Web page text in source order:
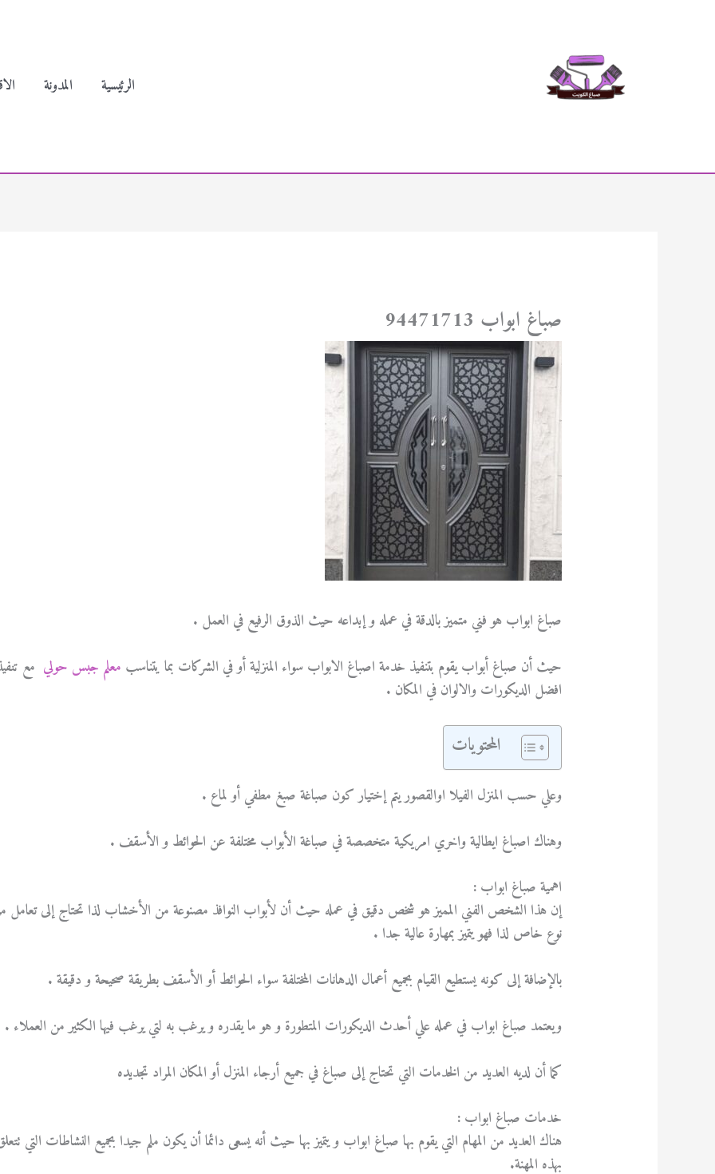
الرئيسية
المدونة
صباغ ابواب 94471713
صباغ ابواب هو فني متميز بالدقة في عمله و إبداعه حيث الذوق الرفيع في العمل .
حيث أن صباغ أبواب يقوم بتنفيذ خدمة اصباغ الابواب سواء المنزلية أو في الشركات بما يتناسب معلم جبس حولي مع
افضل الديكورات والالوان في المكان .
المحتويات
وعلي حسب المنزل الفيلا اوالقصور يتم إختيار كون صباغة صبغ مطفي أو لماع .
وهناك اصباغ ايطالية واخري امريكية متخصصة في صباغة الأبواب مختلفة عن الحوائط و الأسقف .
اهمية صباغ ابواب :
إن هذا الشخص الفني المميز هو شخص دقيق في عمله حيث أن لأبواب النوافذ مصنوعة من الأخشاب لذا تحتاج إلى تعامل
نوع خاص لذا فهو يتميز بمهارة عالية جدا .
بالإضافة إلى كونه يستطيع القيام بجميع أعمال الدهانات المختلفة سواء الحوائط أو الأسقف بطريقة صحيحة و دقيقة .
ويعتمد صباغ ابواب في عمله علي أحدث الديكورات المتطورة و هو ما يقدره و يرغب به لتي يرغب فيها الكثير من العملاء .
كما أن لديه العديد من الخدمات التي تحتاج إلى صباغ في جميع أرجاء المنزل أو المكان المراد تجديده
خدمات صباغ ابواب :
هناك العديد من المهام التي يقوم بها صباغ ابواب و يتميز بها حيث أنه يسعى دائما أن يكون ملم جيدا بجميع النشاطات التي
بهذه المهنة.